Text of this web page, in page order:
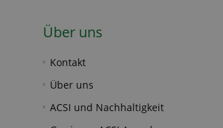
Über uns
Kontakt
Über uns
ACSI und Nachhaltigkeit